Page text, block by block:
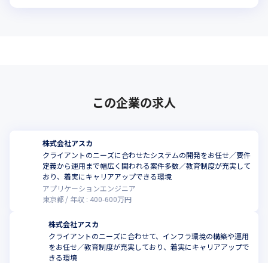
この企業の求人
株式会社アスカ
クライアントのニーズに合わせたシステムの開発をお任せ／要件
定義から運用まで幅広く関われる案件多数／教育制度が充実して
おり、着実にキャリアアップできる環境
アプリケーションエンジニア
東京都
年収 : 400-600万円
株式会社アスカ
クライアントのニーズに合わせて、インフラ環境の構築や運用
をお任せ／教育制度が充実しており、着実にキャリアアップで
きる環境